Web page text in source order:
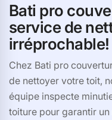
Bati pro
service de
irréprochable!
Chez Bati pro
de nettoyer votre toit,
équipe inspecte
toiture pour garantir